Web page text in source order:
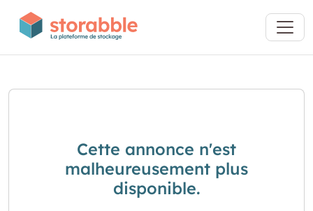
Cette annonce n'est
malheureusement plus
disponible.